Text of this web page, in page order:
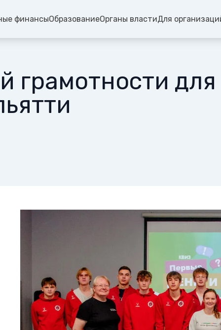
финансыОбразованиеОрганы властиДля
грамотности